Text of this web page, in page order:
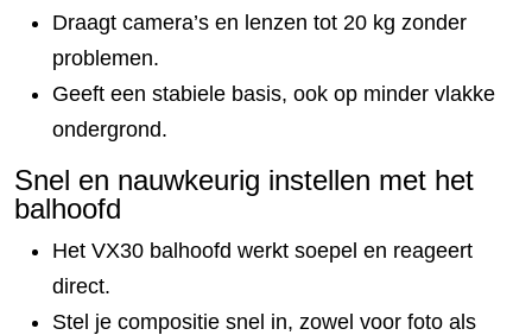
Draagt camera’s en lenzen tot 20 kg zonder
problemen.
Geeft een stabiele basis, ook op minder vlakke
ondergrond.
Snel en nauwkeurig instellen met het
balhoofd
Het VX30 balhoofd werkt soepel en reageert
direct.
Stel je compositie snel in, zowel voor foto als